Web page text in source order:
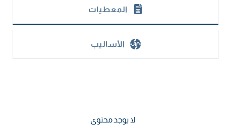
المعطيات
الأساليب
لا يوجد محتوى